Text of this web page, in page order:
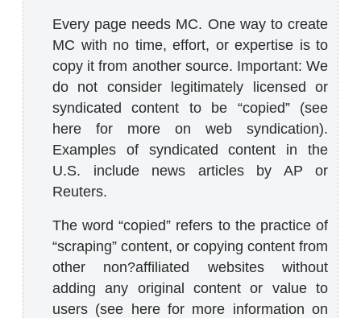
Every page needs MC. One way to create
MC with no time, effort, or expertise is to
copy it from another source. Important: We
do not consider legitimately licensed or
syndicated content to be “copied” (see
here for more on web syndication).
Examples of syndicated content in the
U.S. include news articles by AP or
Reuters.
The word “copied” refers to the practice of
“scraping” content, or copying content from
other non?affiliated websites without
adding any original content or value to
users (see here for more information on